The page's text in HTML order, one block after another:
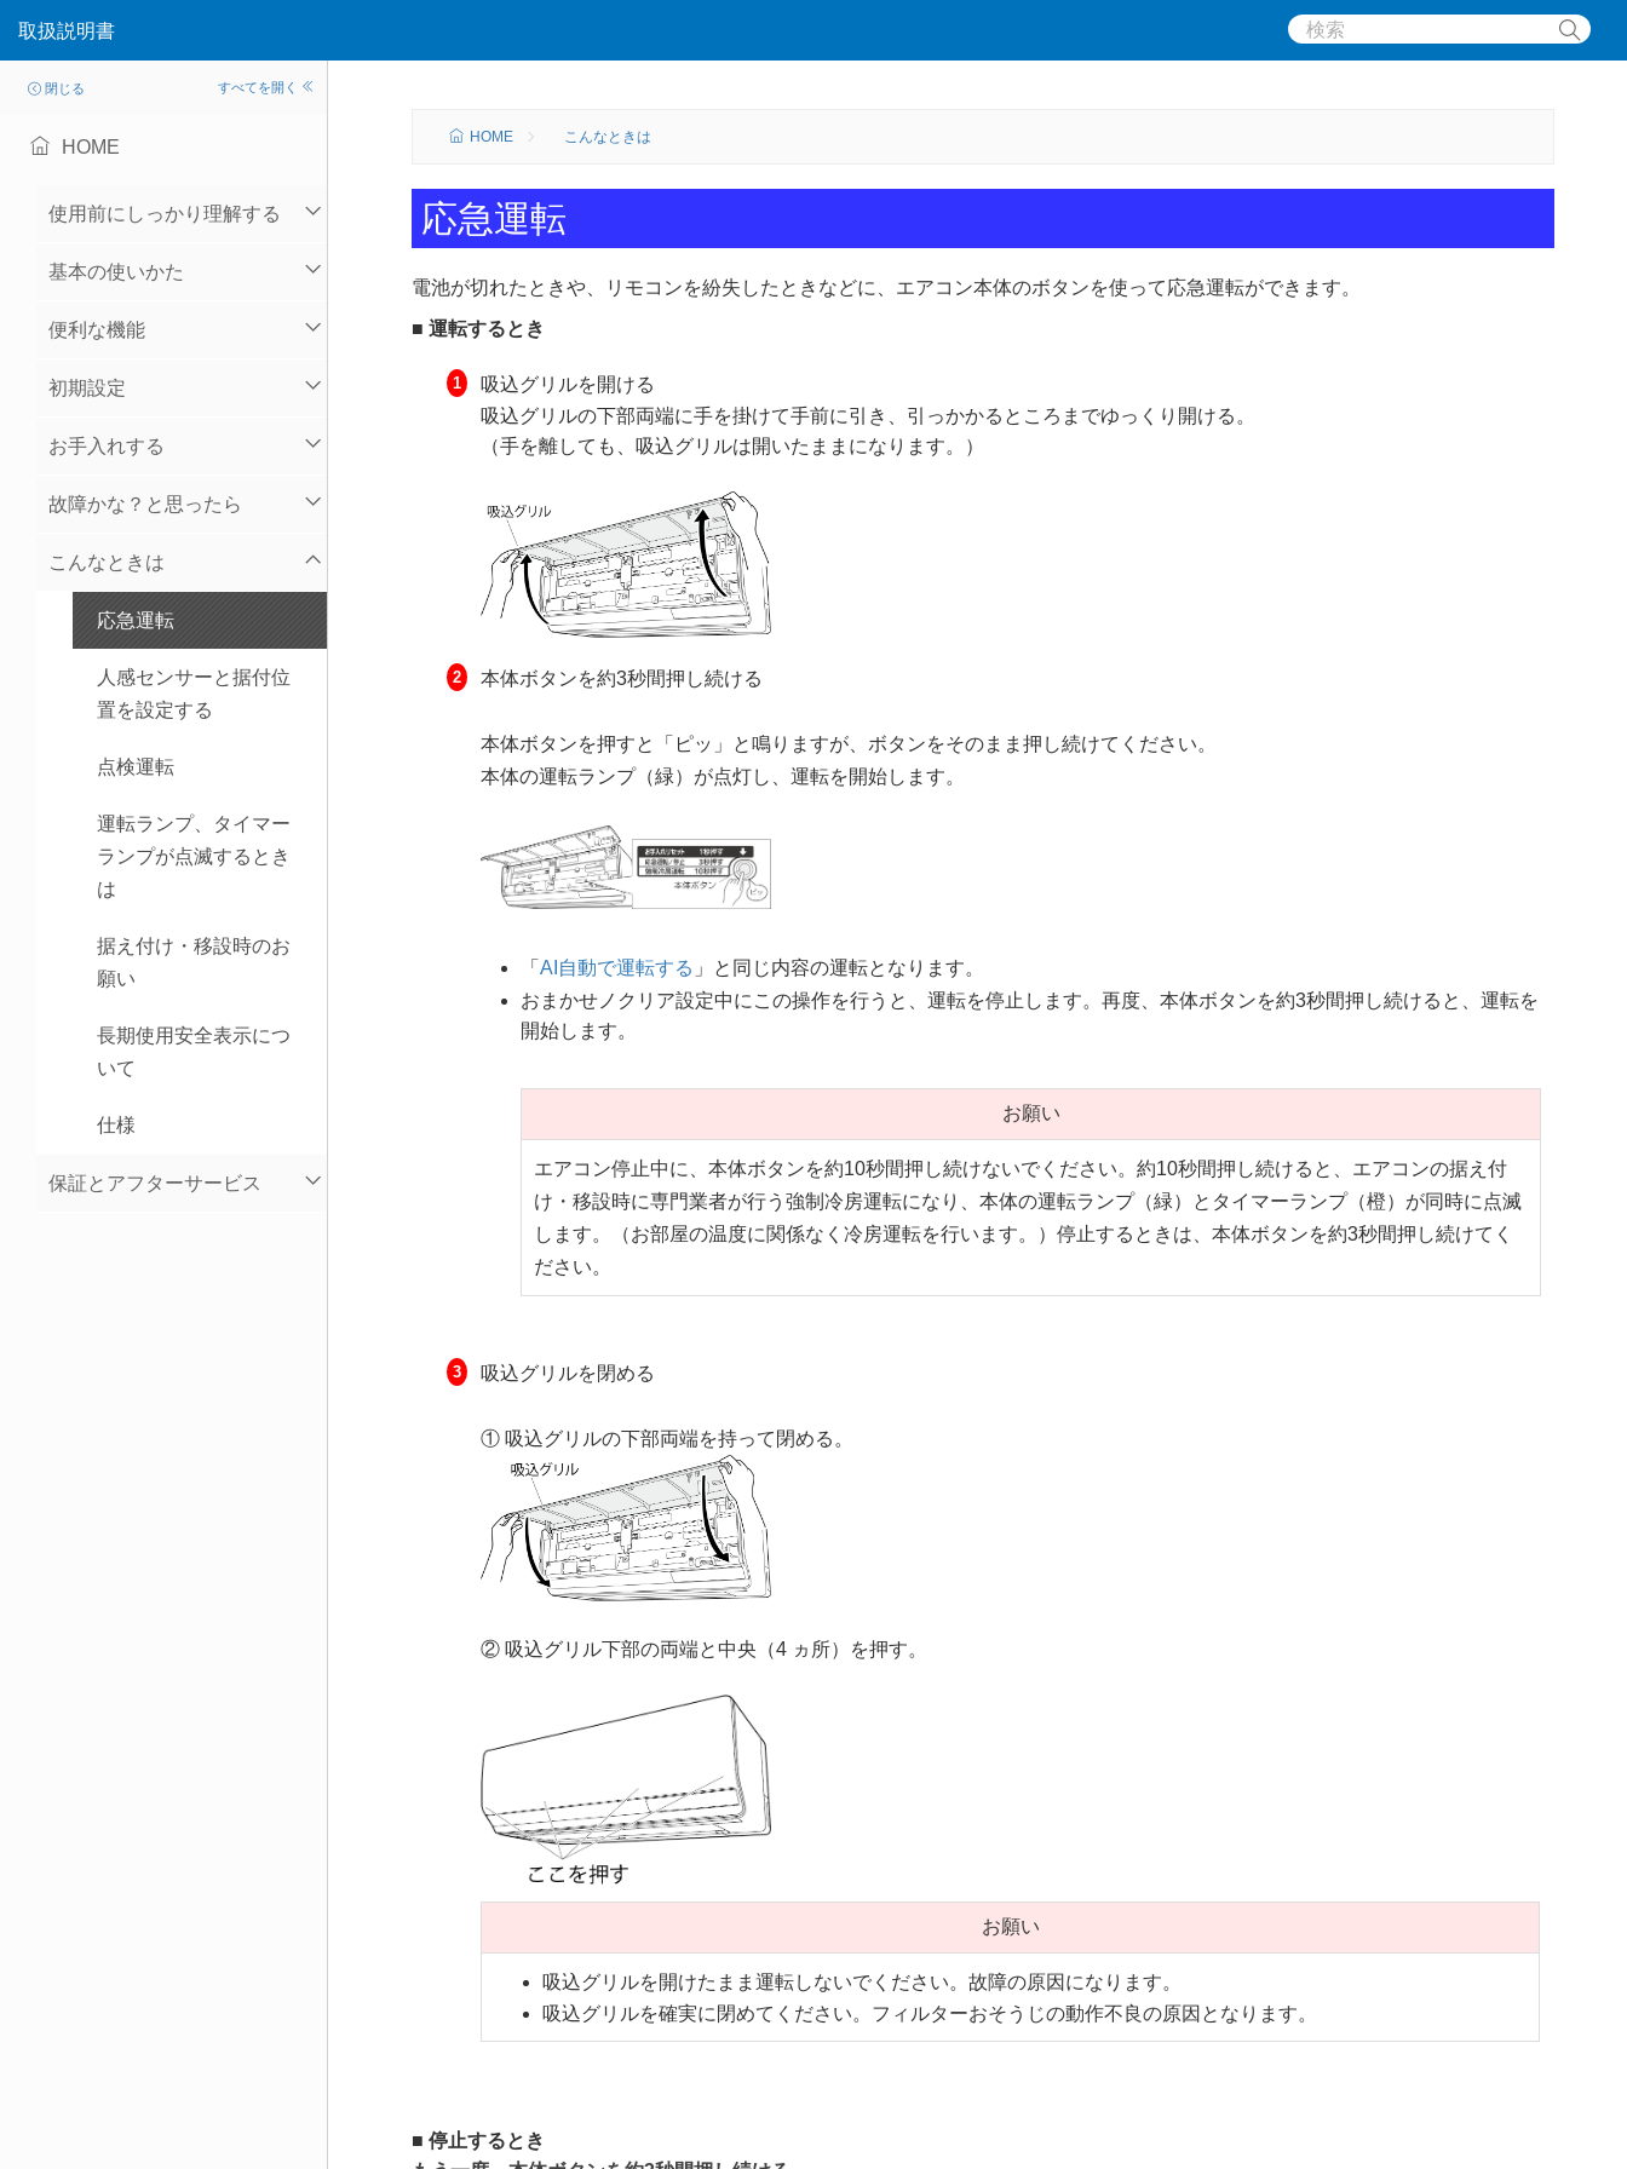
取扱説明書
HOME こんなときは
応急運転
電池が切れたときや、リモコンを紛失したときなどに、エアコン本体のボタンを使って応急運転ができます。
■ 運転するとき
吸込グリルを開ける
吸込グリルの下部両端に手を掛けて手前に引き、引っかかるところまでゆっくり開ける。
（手を離しても、吸込グリルは開いたままになります。）
本体ボタンを約3秒間押し続ける
本体ボタンを押すと「ピッ」と鳴りますが、ボタンをそのまま押し続けてください。
本体の運転ランプ（緑）が点灯し、運転を開始します。
「 AI自動で運転する 」と同じ内容の運転となります。
おまかせノクリア設定中にこの操作を行うと、運転を停止します。再度、本体ボタンを約3秒間押し続けると、運転を
開始します。
お願い
エアコン停止中に、本体ボタンを約10秒間押し続けないでください。約10秒間押し続けると、エアコンの据え付
け・移設時に専門業者が行う強制冷房運転になり、 本体の運転ランプ（緑）とタイマーランプ（橙）が同時に点滅
します。
（お部屋の温度に関係なく冷房運転を行います。）停止するときは、本体ボタンを約3秒間押し続けてく
ださい。
吸込グリルを閉める
① 吸込グリルの下部両端を持って閉める。
② 吸込グリル下部の両端と中央（4 ヵ所）を押す。
お願い
吸込グリルを開けたまま運転しないでください。故障の原因になります。
吸込グリルを確実に閉めてください。フィルターおそうじの動作不良の原因となります。
■ 停止するとき
閉じる すべてを開く
HOME
使用前にしっかり理解する
基本の使いかた
便利な機能
初期設定
お手入れする
故障かな？と思ったら
こんなときは
応急運転
人感センサーと据付位
置を設定する
点検運転
運転ランプ、タイマー
ランプが点滅するとき
は
据え付け・移設時のお
願い
長期使用安全表示につ
いて
仕様
保証とアフターサービス